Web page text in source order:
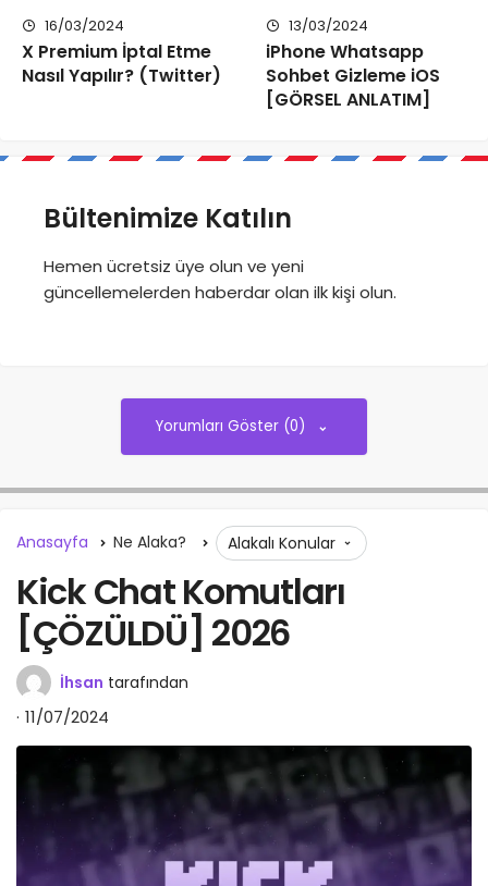
16/03/2024
X Premium İptal Etme
Nasıl Yapılır? (Twitter)
13/03/2024
iPhone Whatsapp
Sohbet Gizleme iOS
[GÖRSEL ANLATIM]
Bültenimize Katılın
Hemen ücretsiz üye olun ve yeni
güncellemelerden haberdar olan ilk kişi olun.
Yorumları Göster (0)
Anasayfa Ne Alaka? Alakalı Konular
Kick Chat Komutları
[ÇÖZÜLDÜ] 2026
İhsan tarafından
11/07/2024